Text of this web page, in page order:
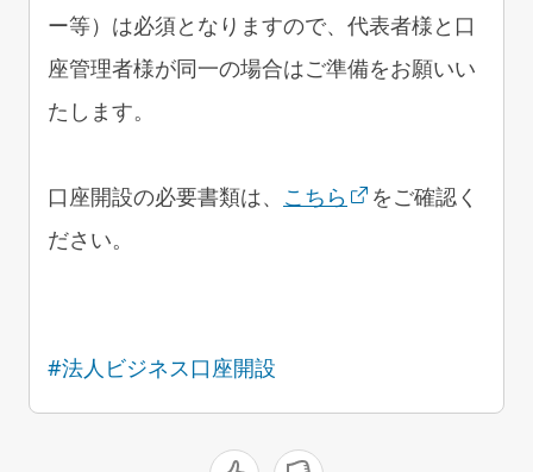
ー等）は必須となりますので、代表者様と口
座管理者様が同一の場合はご準備をお願いい
たします。
口座開設の必要書類は、 こちら
をご確認く
ださい。
#法人ビジネス口座開設